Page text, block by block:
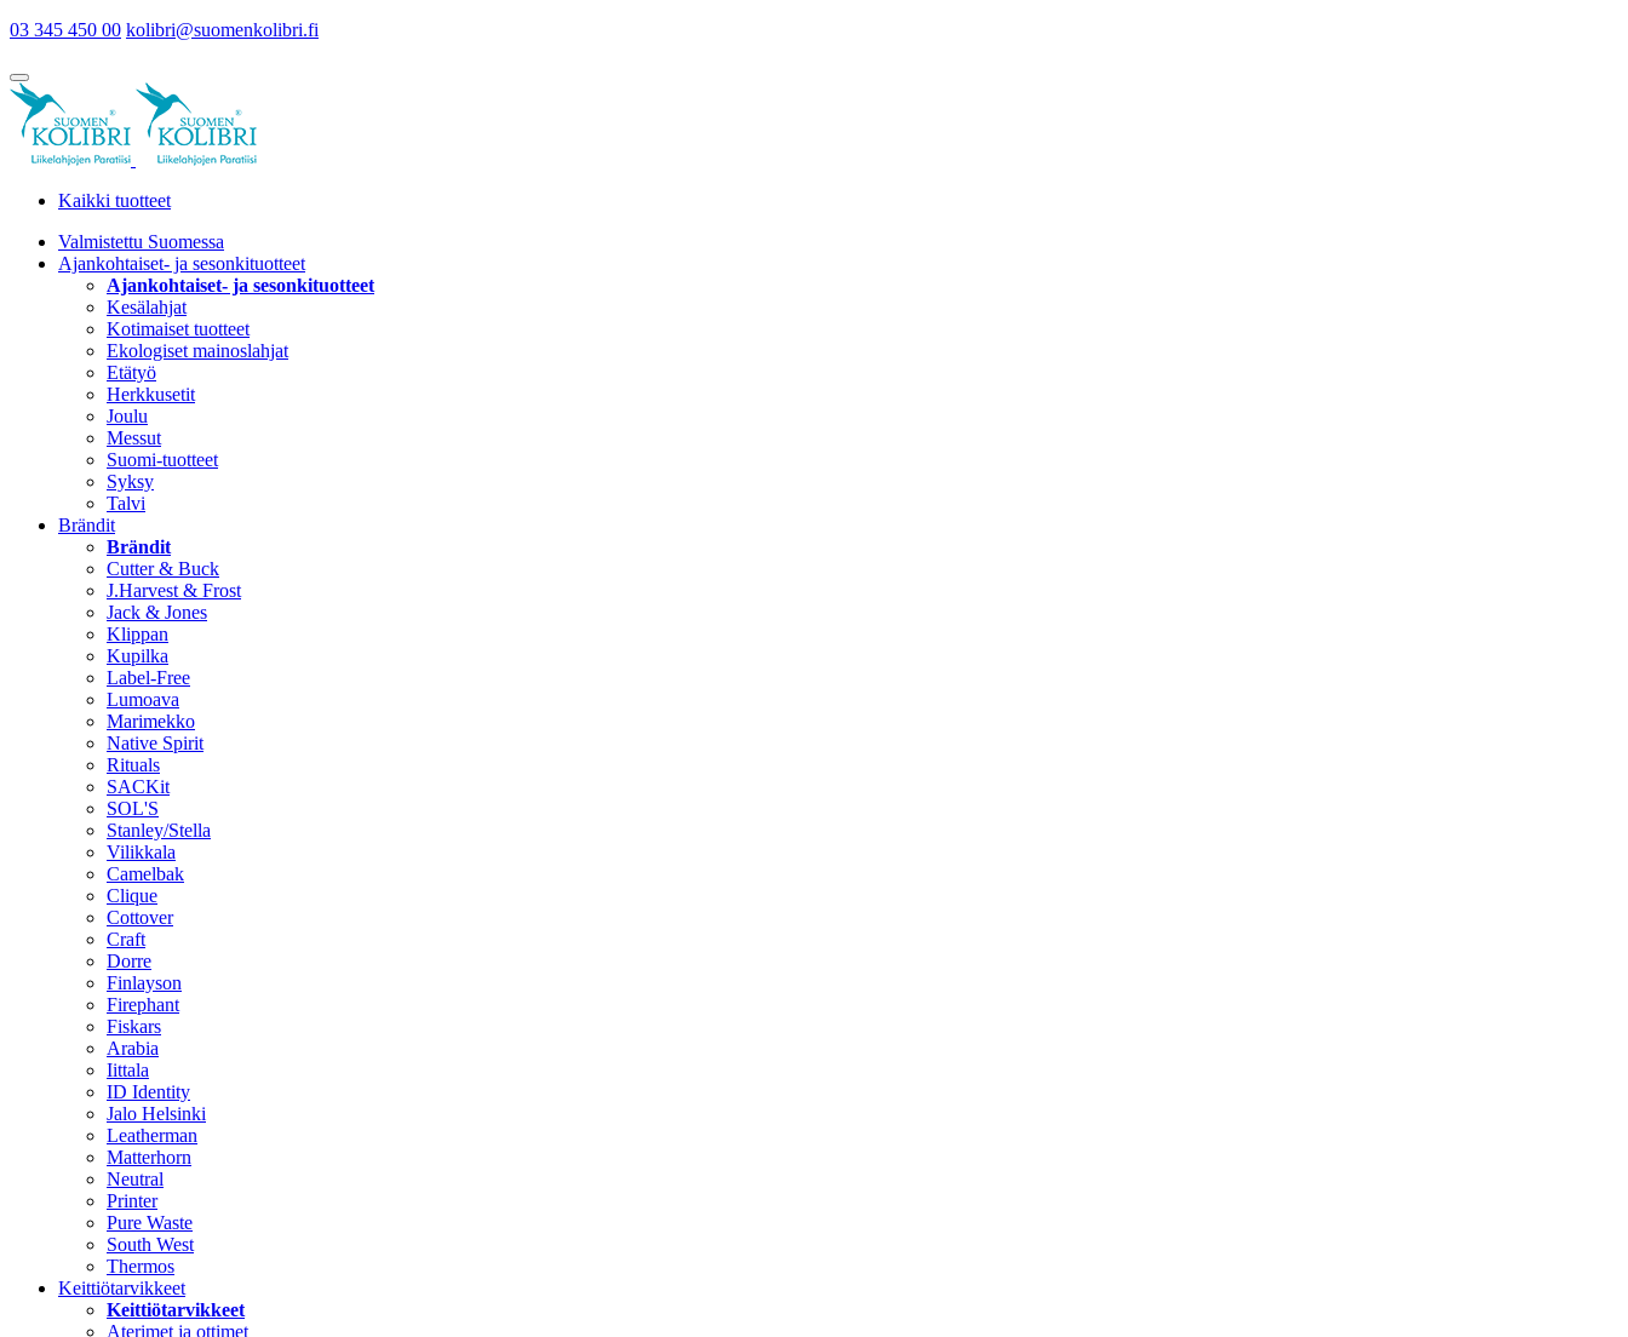
03 345 450 00 kolibri@suomenkolibri.fi
Kaikki tuotteet
Valmistettu Suomessa
Ajankohtaiset- ja sesonkituotteet
Ajankohtaiset- ja sesonkituotteet
Kesälahjat
Kotimaiset tuotteet
Ekologiset mainoslahjat
Etätyö
Herkkusetit
Joulu
Messut
Suomi-tuotteet
Syksy
Talvi
Brändit
Brändit
Cutter & Buck
J.Harvest & Frost
Jack & Jones
Klippan
Kupilka
Label-Free
Lumoava
Marimekko
Native Spirit
Rituals
SACKit
SOL'S
Stanley/Stella
Vilikkala
Camelbak
Clique
Cottover
Craft
Dorre
Finlayson
Firephant
Fiskars
Arabia
Iittala
ID Identity
Jalo Helsinki
Leatherman
Matterhorn
Neutral
Printer
Pure Waste
South West
Thermos
Keittiötarvikkeet
Keittiötarvikkeet
Aterimet ja ottimet